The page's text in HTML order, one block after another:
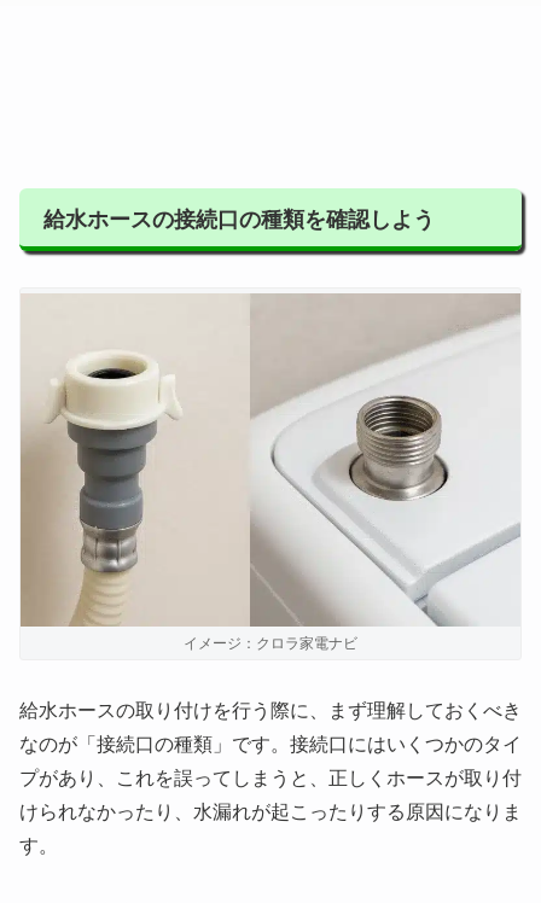
給水ホースの接続口の種類を確認しよう
イメージ：クロラ家電ナビ
給水ホースの取り付けを行う際に、まず理解しておくべき
なのが「接続口の種類」です。接続口にはいくつかのタイ
プがあり、これを誤ってしまうと、正しくホースが取り付
けられなかったり、水漏れが起こったりする原因になりま
す。